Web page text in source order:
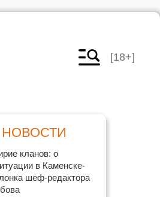
[18+]
кланов: о
в Каменске-
шеф-редактора